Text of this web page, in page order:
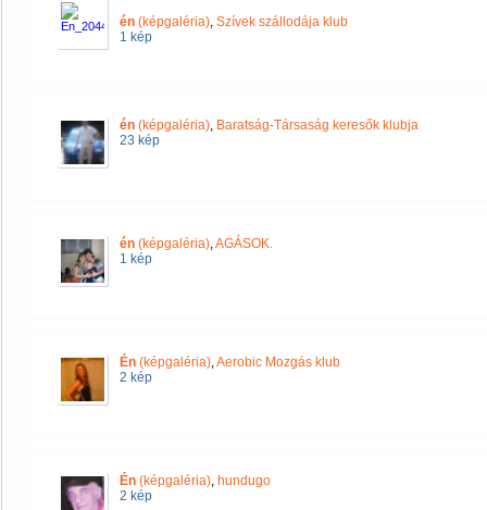
én (képgaléria), Szívek szállodája klub
1 kép
én (képgaléria), Baratság-Társaság keresők klubja
23 kép
én (képgaléria),AGÁSOK.
1 kép
Én (képgaléria),Aerobic Mozgás klub
2 kép
Én (képgaléria), hundugo
2 kép